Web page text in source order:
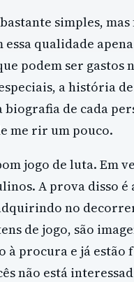
simples,
qualidade
podem ser gastos
a história
de cada
me rir um pouco.
jogo de luta. Em
A prova disso é
no
de jogo, são
à procura e já
não está